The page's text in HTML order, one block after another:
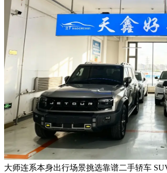
大师连系本身出行场景挑选靠谱二手轿车